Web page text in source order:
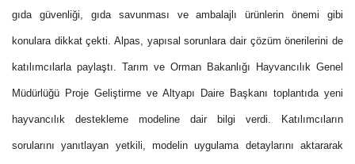
gıda güvenliği, gıda savunması ve ambalajlı ürünlerin önemi gibi
konulara dikkat çekti. Alpas, yapısal sorunlara dair çözüm önerilerini de
katılımcılarla paylaştı. Tarım ve Orman Bakanlığı Hayvancılık Genel
Müdürlüğü Proje Geliştirme ve Altyapı Daire Başkanı toplantıda yeni
hayvancılık destekleme modeline dair bilgi verdi. Katılımcıların
sorularını yanıtlayan yetkili, modelin uygulama detaylarını aktararak